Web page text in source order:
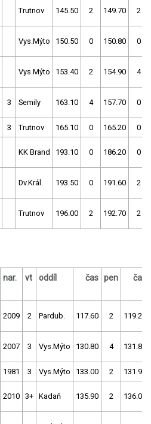
Trutnov 145.50 2 149.70 2
Vys.Mýto 150.50 0 150.80 0
Vys.Mýto 153.40 2 154.90 4
3 Semily 163.10 4 157.70 0
3 Trutnov 165.10 0 165.20 0
KK Brand 193.10 0 186.20 0
Dv.Král. 193.50 0 191.60 2
Trutnov 196.00 2 192.70 2
nar. vt oddíl čas pen čas
2009 2 Pardub. 117.60 2 119.20
2007 3 Vys.Mýto 130.80 4 131.80
1981 3 Vys.Mýto 133.00 2 131.90
2010 3+ Kadaň 135.90 2 136.00